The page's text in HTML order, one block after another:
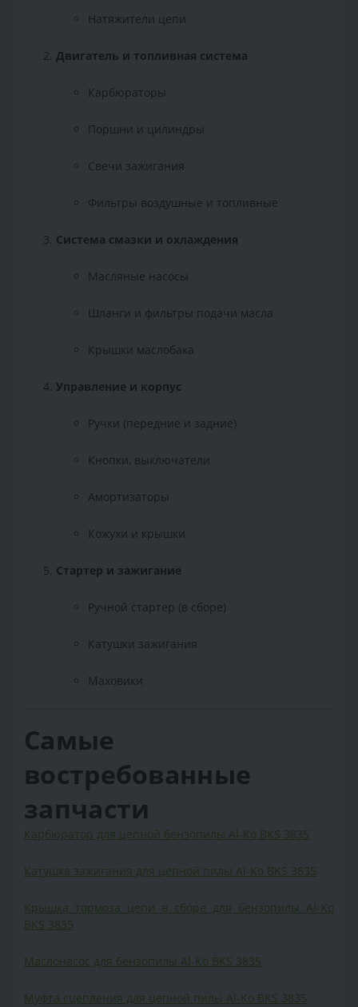
Натяжители цепи
Двигатель и топливная система
Карбюраторы
Поршни и цилиндры
Свечи зажигания
Фильтры воздушные и топливные
Система смазки и охлаждения
Масляные насосы
Шланги и фильтры подачи масла
Крышки маслобака
Управление и корпус
Ручки (передние и задние)
Кнопки, выключатели
Амортизаторы
Кожухи и крышки
Стартер и зажигание
Ручной стартер (в сборе)
Катушки зажигания
Маховики
Самые
востребованные
запчасти
Карбюратор для цепной бензопилы Al-Ko BKS 3835
Катушка зажигания для цепной пилы Al-Ko BKS 3835
Крышка тормоза цепи в сборе для бензопилы Al-Ko
BKS 3835
Маслонасос для бензопилы Al-Ko BKS 3835
Муфта сцепления для цепной пилы Al-Ko BKS 3835